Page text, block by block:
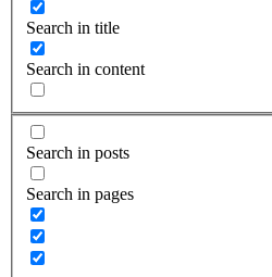
Search in title
Search in content
Search in posts
Search in pages